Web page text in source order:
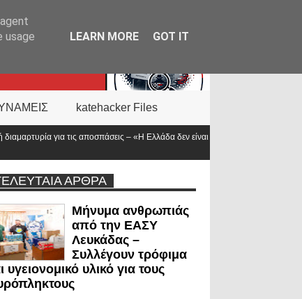
katehacker Files
– «Η Ελλάδα δεν είναι μόνο η
Νέα ΚΥΑ για το επίδομα των «πρώτων
ΑΡΘΡΑ
Μήνυμα ανθρωπιάς
από την ΕΑΣΥ
Λευκάδας –
Συλλέγουν τρόφιμα
υγειονομικό υλικό για τους
usage
LEARN MORE GOT IT